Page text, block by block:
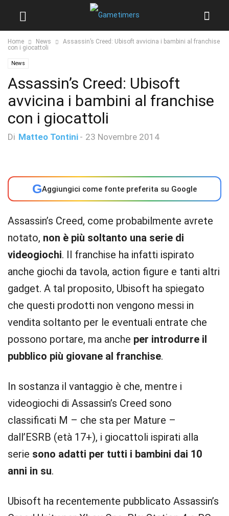
Home News
Assassin’s Creed: Ubisoft avvicina i bambini al franchise
con i giocattoli
News
Assassin’s Creed: Ubisoft
avvicina i bambini al franchise
con i giocattoli
Di Matteo Tontini - 23 Novembre 2014
GAggiungici come fonte preferita su Google
Assassin’s Creed, come probabilmente avrete
notato, non è più soltanto una serie di
videogiochi. Il franchise ha infatti ispirato
anche giochi da tavola, action figure e tanti altri
gadget. A tal proposito, Ubisoft ha spiegato
che questi prodotti non vengono messi in
vendita soltanto per le eventuali entrate che
possono portare, ma anche per introdurre il
pubblico più giovane al franchise.
In sostanza il vantaggio è che, mentre i
videogiochi di Assassin’s Creed sono
classificati M – che sta per Mature –
dall’ESRB (età 17+), i giocattoli ispirati alla
serie sono adatti per tutti i bambini dai 10
anni in su.
Ubisoft ha recentemente pubblicato Assassin’s